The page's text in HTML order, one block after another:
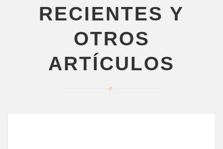
RECIENTES Y
OTROS
ARTÍCULOS